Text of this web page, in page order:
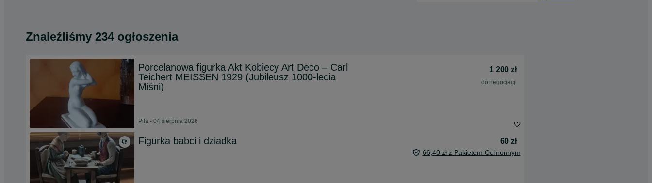
Znaleźliśmy 234 ogłoszenia
Porcelanowa figurka Akt Kobiecy Art Deco – Carl
Teichert MEISSEN 1929 (Jubileusz 1000-lecia
Miśni)
1 200 zł
do negocjacji
Piła - 04 sierpnia 2026
Figurka babci i dziadka 60 zł
66,40 zł z Pakietem Ochronnym